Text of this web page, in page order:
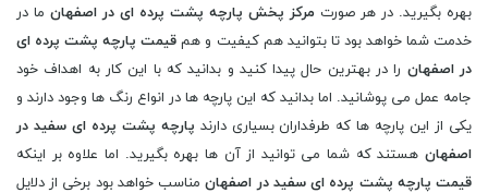
بهره بگیرید. در هر صورت مرکز پخش پارچه پشت پرده ای در اصفهان ما در
خدمت شما خواهد بود تا بتوانید هم کیفیت و همقیمت پارچه پشت پرده ای
در اصفهان را در بهترین حال پیدا کنید و بدانید که با این کار به اهداف خود
جامه عمل می پوشانید. اما بدانید که این پارچه ها در انواع رنگ ها وجود دارند و
یکی از این پارچه ها که طرفداران بسیاری دارند پارچه پشت پرده ای سفید در
اصفهان هستند که شما می توانید از آن ها بهره بگیرید. اما علاوه بر اینکه
قیمت پارچه پشت پرده ای سفید در اصفهانمناسب خواهد بود برخی از دلایل